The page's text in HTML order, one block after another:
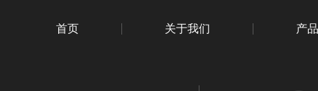
首页 关于我们 产